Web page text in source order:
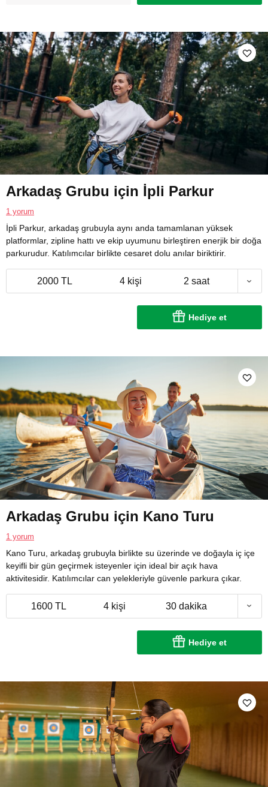
Arkadaş Grubu için İpli Parkur
1 yorum
İpli Parkur, arkadaş grubuyla aynı anda tamamlanan yüksek
platformlar, zipline hattı ve ekip uyumunu birleştiren enerjik bir doğa
parkurudur. Katılımcılar birlikte cesaret dolu anılar biriktirir.
2000 TL 4 kişi 2 saat
Hediye et
Arkadaş Grubu için Kano Turu
1 yorum
Kano Turu, arkadaş grubuyla birlikte su üzerinde ve doğayla iç içe
keyifli bir gün geçirmek isteyenler için ideal bir açık hava
aktivitesidir. Katılımcılar can yelekleriyle güvenle parkura çıkar.
1600 TL 4 kişi 30 dakika
Hediye et